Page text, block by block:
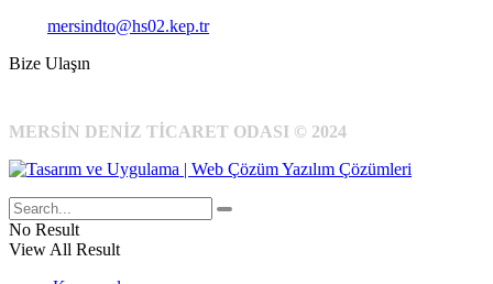
mersindto@hs02.kep.tr
Bize Ulaşın
MERSİN DENİZ TİCARET ODASI © 2024
No Result
View All Result